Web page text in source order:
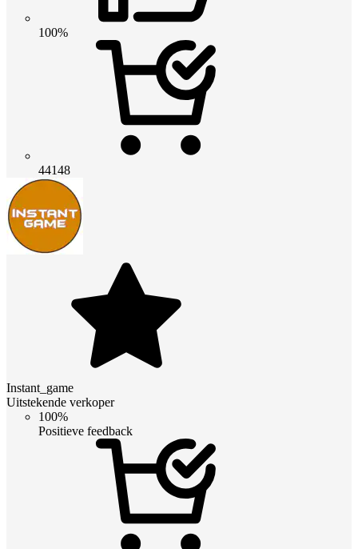
100%
44148
Instant_game
Uitstekende verkoper
100%
Positieve feedback